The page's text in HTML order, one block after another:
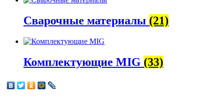
Сварочные материалы (21)
Комплектующие MIG (33)